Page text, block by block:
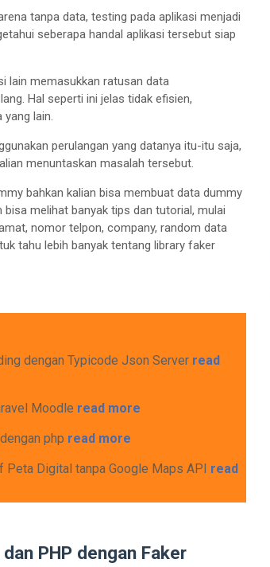
tanpa data, testing pada aplikasi menjadi
seberapa handal aplikasi tersebut siap
lain memasukkan ratusan data
Hal seperti ini jelas tidak efisien,
lain.
perulangan yang datanya itu-itu saja,
menuntaskan masalah tersebut.
bahkan kalian bisa membuat data dummy
bisa melihat banyak tips dan tutorial, mulai
nomor telpon, company, random data
tahu lebih banyak tentang library faker
dengan Typicode Json Server read
Moodle read more
php read more
Peta Digital tanpa Google Maps API read
PHP dengan Faker